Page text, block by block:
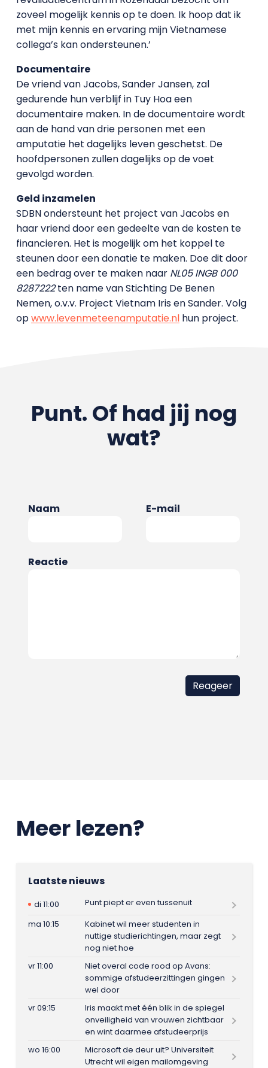
zoveel mogelijk kennis op te doen. Ik hoop dat ik
met mijn kennis en ervaring mijn Vietnamese
collega’s kan ondersteunen.’
Documentaire
De vriend van Jacobs, Sander Jansen, zal
gedurende hun verblijf in Tuy Hoa een
documentaire maken. In de documentaire wordt
aan de hand van drie personen met een
amputatie het dagelijks leven geschetst. De
hoofdpersonen zullen dagelijks op de voet
gevolgd worden.
Geld inzamelen
SDBN ondersteunt het project van Jacobs en
haar vriend door een gedeelte van de kosten te
financieren. Het is mogelijk om het koppel te
steunen door een donatie te maken. Doe dit door
een bedrag over te maken naar NL05 INGB 000
8287222ten name van Stichting De Benen
Nemen, o.v.v. Project Vietnam Iris en Sander. Volg
opwww.levenmeteenamputatie.nlhun project.
Punt. Of had jij nog
wat?
Naam E-mail
Reactie
Meer lezen?
Laatste nieuws
di 11:00
Punt piept er even tussenuit
ma 10:15
Kabinet wil meer studenten in
nuttige studierichtingen, maar zegt
nog niet hoe
vr 11:00
Niet overal code rood op Avans:
sommige afstudeerzittingen gingen
wel door
vr 09:15
Iris maakt met één blik in de spiegel
onveiligheid van vrouwen zichtbaar
en wint daarmee afstudeerprijs
wo 16:00
Microsoft de deur uit? Universiteit
Utrecht wil eigen mailomgeving